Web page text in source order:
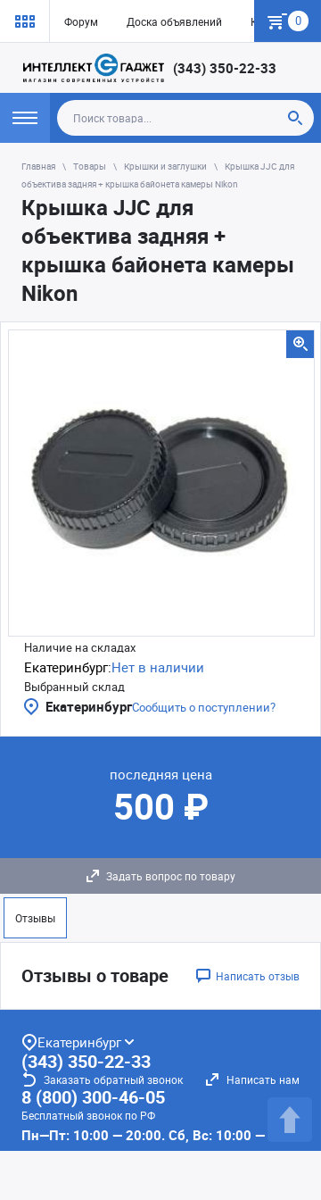
Форум Доска объявлений Как купить
0
(343) 350-22-33
Главная Товары Крышки и заглушки
Крышка JJC для
объектива задняя + крышка байонета камеры Nikon
Крышка JJC для
объектива задняя +
крышка байонета камеры
Nikon
Наличие на складах
Екатеринбург:Нет в наличии
Выбранный склад
ЕкатеринбургСообщить о поступлении?
последняя цена
500 ₽
Задать вопрос по товару
Отзывы
Отзывы о товаре Написать отзыв
Екатеринбург
(343) 350-22-33
Заказать обратный звонок Написать нам
8 (800) 300-46-05
Бесплатный звонок по РФ
Пн—Пт: 10:00 — 20:00. Сб, Вс: 10:00 —
18:00